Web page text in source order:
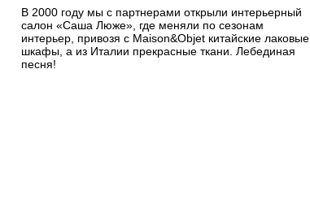
В 2000 году мы с партнерами открыли интерьерный
салон «Саша Люже», где меняли по сезонам
интерьер, привозя с Maison&Objet китайские лаковые
шкафы, а из Италии прекрасные ткани. Лебединая
песня!